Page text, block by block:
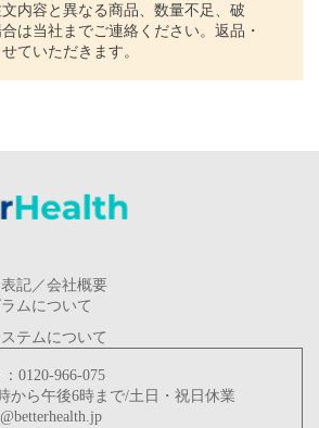
内容と異なる商品、数量不足、破
は当社までご連絡ください。返品・
ていただきます。
記／会社概要
ムについて
テムについて
0120-966-075
ら午後6時まで/土日・祝日休業